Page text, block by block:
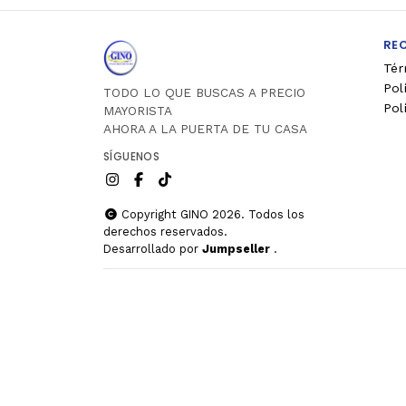
TODO LO QUE BUSCAS A PRECIO
MAYORISTA
AHORA A LA PUERTA DE TU CASA
SÍGUENOS
Copyright GINO 2026. Todos los
derechos reservados.
Desarrollado por Jumpseller .